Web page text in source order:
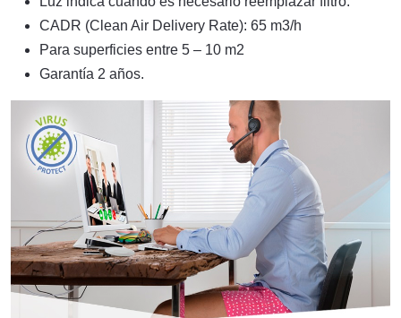
CADR (Clean Air Delivery Rate): 65 m3/h
Para superficies entre 5 – 10 m2
Garantía 2 años.